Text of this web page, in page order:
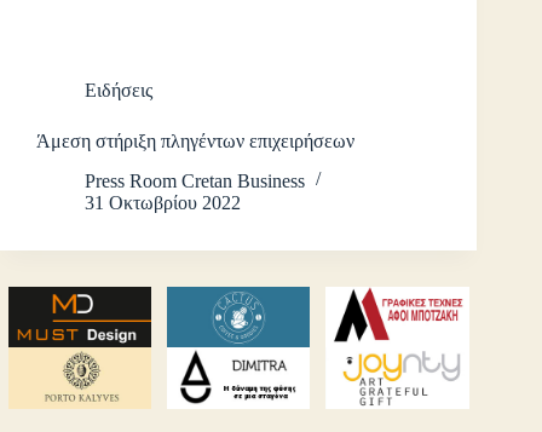
Ειδήσεις
Άμεση στήριξη πληγέντων επιχειρήσεων
Press Room Cretan Business
31 Οκτωβρίου 2022